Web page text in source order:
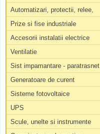
Automatizari, protectii, relee,
Prize si fise industriale
Accesorii instalatii electrice
Ventilatie
Sist impamantare - paratrasnet
Generatoare de curent
Sisteme fotovoltaice
UPS
Scule, unelte si instrumente